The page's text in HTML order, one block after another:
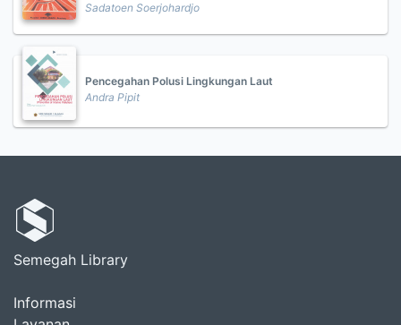
Sadatoen Soerjohardjo
Pencegahan Polusi Lingkungan Laut
Andra Pipit
Semegah Library
Informasi